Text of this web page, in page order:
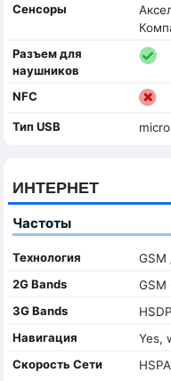
Сенсоры
Разъем для
наушников
NFC
Тип USB
ИНТЕРНЕТ
Частоты
Технология
GSM
2G Bands
GSM
3G Bands
Навигация
Yes,
Скорость Сети